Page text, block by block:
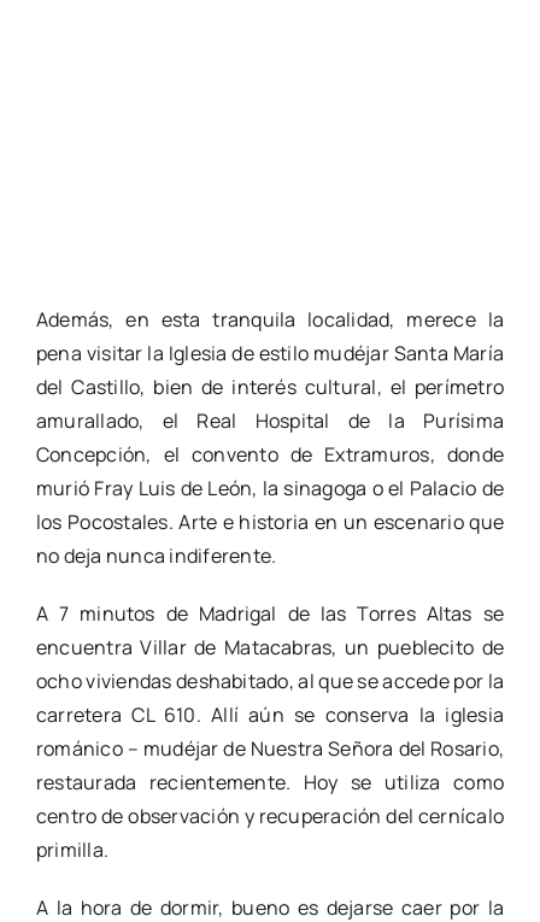
Además, en esta tranquila localidad, merece la
pena visitar la Iglesia de estilo mudéjar Santa María
del Castillo, bien de interés cultural, el perímetro
amurallado, el Real Hospital de la Purísima
Concepción, el convento de Extramuros, donde
murió Fray Luis de León, la sinagoga o el Palacio de
los Pocostales. Arte e historia en un escenario que
no deja nunca indiferente.
A 7 minutos de Madrigal de las Torres Altas se
encuentra Villar de Matacabras, un pueblecito de
ocho viviendas deshabitado, al que se accede por la
carretera CL 610. Allí aún se conserva la iglesia
románico – mudéjar de Nuestra Señora del Rosario,
restaurada recientemente. Hoy se utiliza como
centro de observación y recuperación del cernícalo
primilla.
A la hora de dormir, bueno es dejarse caer por la